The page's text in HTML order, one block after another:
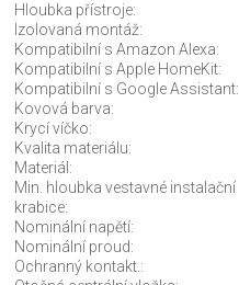
Hloubka přístroje:
Izolovaná montáž:
Kompatibilní s Amazon Alexa:
Kompatibilní s Apple HomeKit:
Kompatibilní s Google Assistant:
Kovová barva:
Krycí víčko:
Kvalita materiálu:
Materiál:
Min. hloubka vestavné instalační
krabice:
Nominální napětí:
Nominální proud:
Ochranný kontakt.: